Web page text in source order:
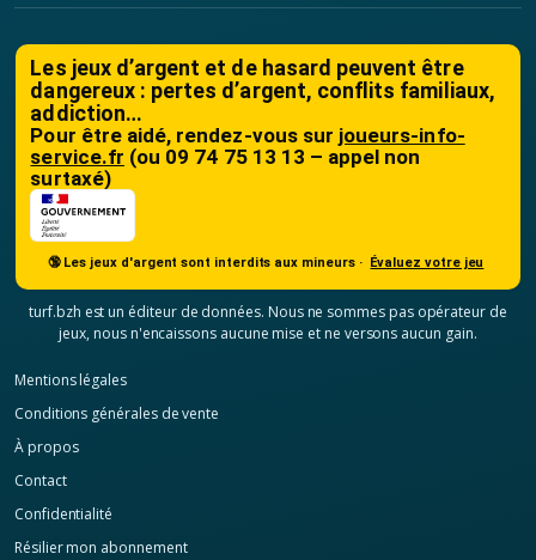
Les jeux d’argent et de hasard peuvent être
dangereux : pertes d’argent, conflits familiaux,
addiction…
Pour être aidé, rendez-vous sur joueurs-info-
service.fr (ou 09 74 75 13 13 – appel non
surtaxé)
🔞 Les jeux d'argent sont interdits aux mineurs · Évaluez votre jeu
turf.bzh est un éditeur de données. Nous ne sommes pas opérateur de
jeux, nous n'encaissons aucune mise et ne versons aucun gain.
Mentions légales
Conditions générales de vente
À propos
Contact
Confidentialité
Résilier mon abonnement